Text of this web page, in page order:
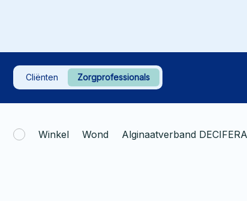
Cliënten Zorgprofessionals
Winkel Wond Alginaatverband